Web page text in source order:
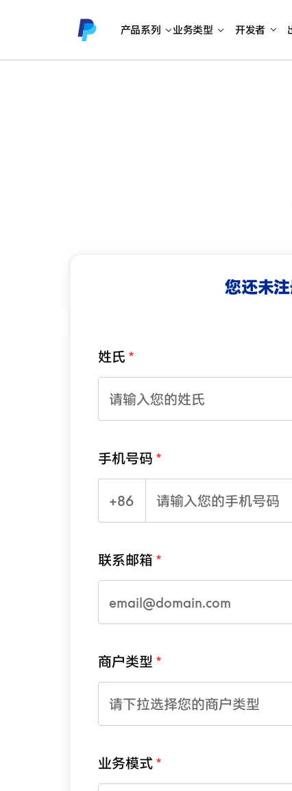
产品系列 业务类型 开发者
您还未
姓氏
手机号码
+86
联系邮箱
商户类型
请下拉选择您的商户类型
业务模式